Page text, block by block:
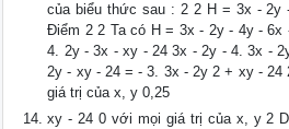
của biểu thức sau : 2 2 H = 3x -
Điểm 2 2 Ta có H = 3x - 2y - 4y -
4. 2y - 3x - xy - 24 3x - 2y - 4. 3x -
2y - xy - 24 = - 3. 3x - 2y 2 + xy - 24
giá trị của x, y 0,25
xy - 24 0 với mọi giá trị của x, y 2